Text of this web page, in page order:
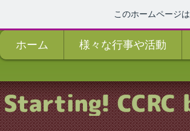
このホームページは
ホーム 様々な行事や活動